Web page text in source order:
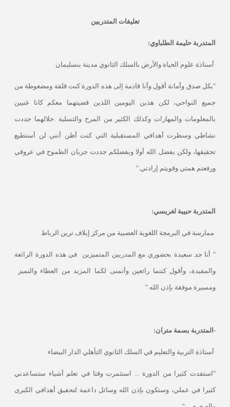
تعليقات المتدربين
المتدربة حليمة الطلباوي:
أستاذة علوم الحياة والأرض بالسلك الثانوي مدينة بنسليمان
"بكل صدق وأمانة أقول وأنا قادمة إلى هذه الدورة كنت قلقة ومضغوطة من
جميع النواحي، لكن هذين اليومين اللذين قضيتهما معكم كانا غنيين
بالمعلومات والمهارات وكذلك الكثير من المرح والتسلية .خلالهما جددت
نشاطي وسطرت أهدافي المستقبلية التي كنت أظن أنني لن أستطيع
تحقيقها، ولكن بفضل الله أولا وبفضلكم جددت جريان الطموح في عروقي
ورفعتم همتي وقويتم إرادتي."
المتدربة حبيبة لغريسي:
ممارسة في البرمجة اللغوية العصبية من مركز إيلاف ترين الرباط
" أنا جد سعيدة بحضوري مع المدربين المتميزين في هذه الدورة الرائعة
والمفيدة، وأقول كنتما رائعين وأتمنى لكما المزيد من العطاء والتميز
ومسيرة موفقة بإذن الله "
-المتدربة بسمة متران:
أستاذة التربية والتعليم في السلك الثانوي التأهلي الدار البيضاء
"استفدت كثيرا من الدورة ... استثمرت وقتا في تعلم أشياء ستساعدني
كثيرا في عملي، وستكون بإذن الله وسائل داعمة لتحقيق أهدافي الكبرى